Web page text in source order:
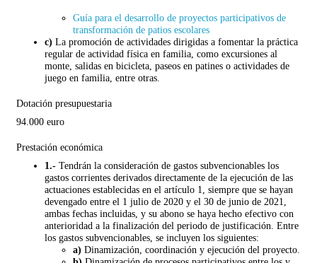
Guía para el desarrollo de proyectos participativos de
transformación de patios escolares
c) La promoción de actividades dirigidas a fomentar la práctica
regular de actividad física en familia, como excursiones al
monte, salidas en bicicleta, paseos en patines o actividades de
juego en familia, entre otras.
Dotación presupuestaria
94.000 euro
Prestación económica
1.- Tendrán la consideración de gastos subvencionables los
gastos corrientes derivados directamente de la ejecución de las
actuaciones establecidas en el artículo 1, siempre que se hayan
devengado entre el 1 julio de 2020 y el 30 de junio de 2021,
ambas fechas incluidas, y su abono se haya hecho efectivo con
anterioridad a la finalización del periodo de justificación. Entre
los gastos subvencionables, se incluyen los siguientes:
a) Dinamización, coordinación y ejecución del proyecto.